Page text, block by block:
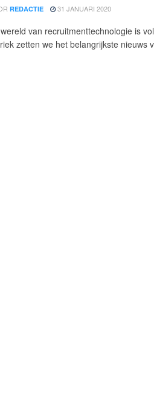
REDACTIE 31 JANUARI 2020
van recruitmenttechnologie is
zetten we het belangrijkste nieuws